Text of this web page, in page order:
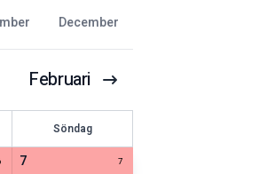
december
Februari
Söndag
7 7